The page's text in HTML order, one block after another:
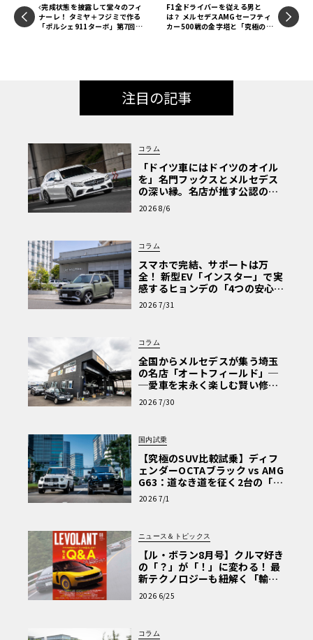
完成状態を披露して堂々のフィ
ナーレ！ タミヤ＋フジミで作る
「ポルシェ911ターボ」第7回
F1全ドライバーを従える男と
は？ メルセデスAMGセーフティ
カー500戦の金字塔と「究極の仕
注目の記事
コラム
「ドイツ車にはドイツのオイル
を」名門フックスとメルセデス
の深い縁。名店が推す公認の安
心と、Cクラスで味わうシルキー
な走り〈PR〉
2026 8/6
コラム
スマホで完結、サポートは万
全！ 新型EV「インスター」で実
感するヒョンデの「4つの安心」
【第1回・ヒョンデ6つの疑問：
Why? Hyundai?】〈PR〉
2026 7/31
コラム
全国からメルセデスが集う埼玉
の名店「オートフィールド」─
─愛車を末永く楽しむ賢い修理
術と、プロがフックス製オイル
を選ぶ理由〈PR〉
2026 7/30
国内試乗
【究極のSUV比較試乗】ディフ
ェンダーOCTAブラック vs AMG
G63：道なき道を征く2台の「対
極的アプローチ」
2026 7/1
ニュース＆トピックス
【ル・ボラン8月号】クルマ好き
の「？」が「！」に変わる！ 最
新テクノロジーも紐解く「輸入
車Q&A」
2026 6/25
コラム